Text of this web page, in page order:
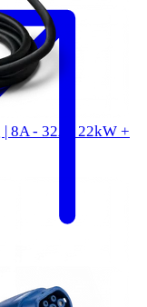
8A - 32A | 22kW +